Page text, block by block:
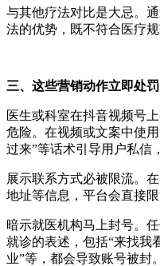
与其他疗法对比是大忌。
法的优势，既不符合医疗
三、这些营销动作立即处罚
医生或科室在抖音视频号
危险。在视频或文案中使
过来”等话术引导用户私信
展示联系方式必被限流。
地址等信息，平台会直接限
暗示就医机构马上封号。
就诊的表述，包括“来找我
业”等，都会导致账号被封。